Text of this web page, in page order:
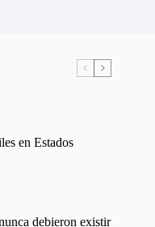
en Estados
debieron existir